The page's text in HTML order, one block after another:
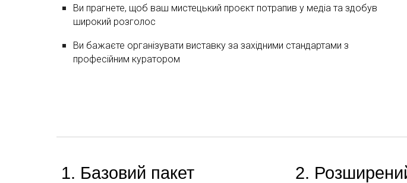
Ви прагнете, щоб ваш мистецький проєкт потрапив у медіа та здобув
широкий розголос
Ви бажаєте організувати виставку за західними стандартами з
професійним куратором
1. Базовий пакет
2.